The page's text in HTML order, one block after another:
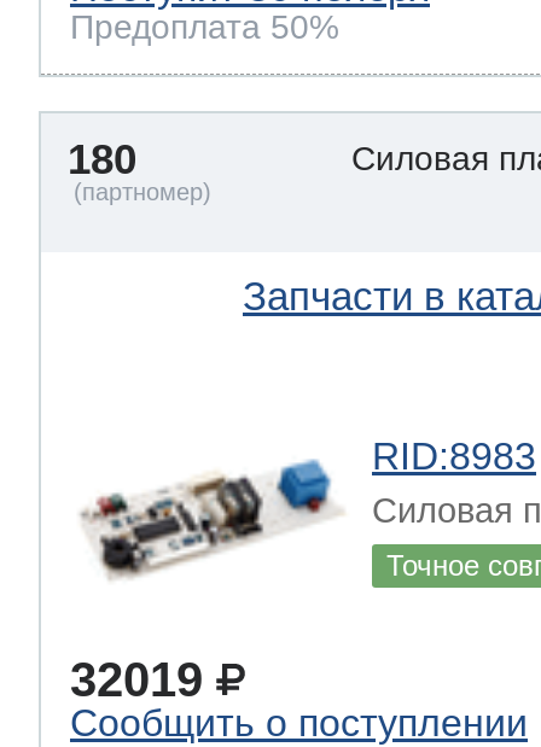
Предоплата 50%
180 Силовая
Запчасти в
RID:8983
Силовая
Точное
32019
Сообщить о поступлении